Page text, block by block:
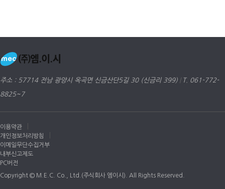
주소 : 57714 전남 광양시 옥곡면 신금산단5길 30 (신금리 399) | T. 061-772-
8825~7
이용약관
개인정보처리방침
이메일무단수집거부
내부신고제도
PC버전
Copyright © M.E.C. Co., Ltd.(주식회사 엠이시). All Rights Reserved.